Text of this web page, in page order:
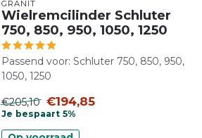
GRANIT
Wielremcilinder Schluter
750, 850, 950, 1050, 1250
Passend voor: Schluter 750, 850, 950,
1050, 1250
€205,10 €194,85
Je bespaart 5%